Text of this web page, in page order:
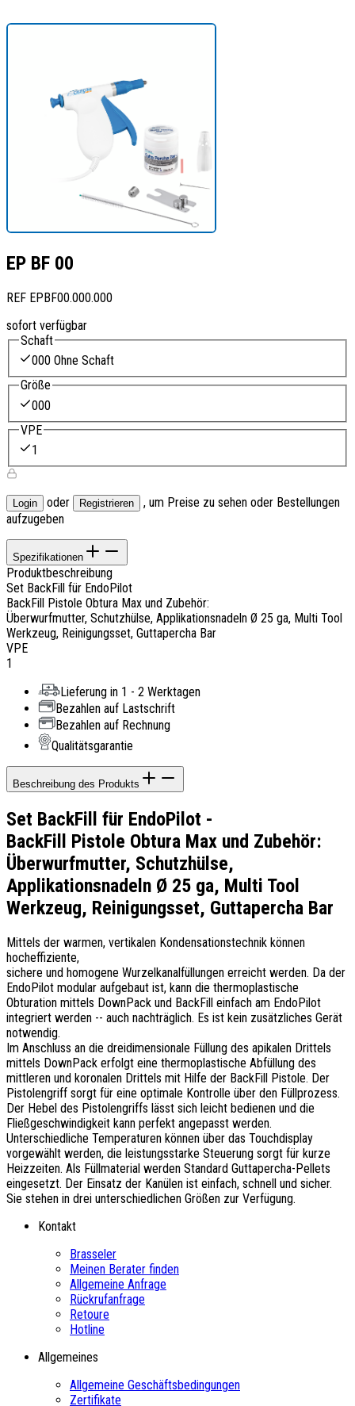
EP BF 00
REF EPBF00.000.000
sofort verfügbar
Schaft
000 Ohne Schaft
Größe
000
VPE
1
Login oder Registrieren
, um Preise zu sehen oder Bestellungen
aufzugeben
Spezifikationen
Produktbeschreibung
Set BackFill für EndoPilot
BackFill Pistole Obtura Max und Zubehör:
Überwurfmutter, Schutzhülse, Applikationsnadeln Ø 25 ga, Multi Tool
Werkzeug, Reinigungsset, Guttapercha Bar
VPE
1
Lieferung in 1 - 2 Werktagen
Bezahlen auf Lastschrift
Bezahlen auf Rechnung
Qualitätsgarantie
Beschreibung des Produkts
Set BackFill für EndoPilot -
BackFill Pistole Obtura Max und Zubehör:
Überwurfmutter, Schutzhülse,
Applikationsnadeln Ø 25 ga, Multi Tool
Werkzeug, Reinigungsset, Guttapercha Bar
Mittels der warmen, vertikalen Kondensationstechnik können
hocheffiziente,
sichere und homogene Wurzelkanalfüllungen erreicht werden. Da der
EndoPilot modular aufgebaut ist, kann die thermoplastische
Obturation mittels DownPack und BackFill einfach am EndoPilot
integriert werden -- auch nachträglich. Es ist kein zusätzliches Gerät
notwendig.
Im Anschluss an die dreidimensionale Füllung des apikalen Drittels
mittels DownPack erfolgt eine thermoplastische Abfüllung des
mittleren und koronalen Drittels mit Hilfe der BackFill Pistole. Der
Pistolengriff sorgt für eine optimale Kontrolle über den Füllprozess.
Der Hebel des Pistolengriffs lässt sich leicht bedienen und die
Fließgeschwindigkeit kann perfekt angepasst werden.
Unterschiedliche Temperaturen können über das Touchdisplay
vorgewählt werden, die leistungsstarke Steuerung sorgt für kurze
Heizzeiten. Als Füllmaterial werden Standard Guttapercha-Pellets
eingesetzt. Der Einsatz der Kanülen ist einfach, schnell und sicher.
Sie stehen in drei unterschiedlichen Größen zur Verfügung.
Kontakt
Brasseler
Meinen Berater finden
Allgemeine Anfrage
Rückrufanfrage
Retoure
Hotline
Allgemeines
Allgemeine Geschäftsbedingungen
Zertifikate